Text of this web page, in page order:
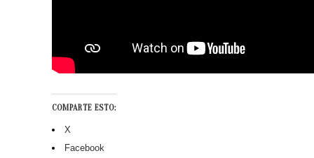
COMPARTE ESTO:
X
Facebook